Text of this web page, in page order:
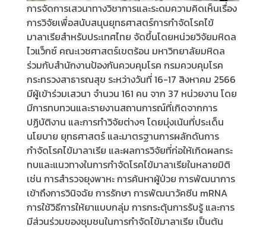
การจัดการเสวนาทางวิชาการและระดมความคิดเห็นเรื่อง
การวิจัยเพื่อสนับสนุนยุทธศาสตร์การกำจัดโรคไข้
มาลาเรียสำหรับประเทศไทย จัดขึ้นโดยหน่วยวิจัยมหิดล
ไวแว็กซ์ คณะเวชศาสตร์เขตร้อน มหาวิทยาลัยมหิดล
ร่วมกับสำนักงานป้องกันควบคุมโรค กรมควบคุมโรค
กระทรวงสาธารณสุข ระหว่างวันที่ 16-17 สิงหาคม 2566
มีผู้เข้าร่วมเสวนา จำนวน 161 คน จาก 37 หน่วยงาน โดย
มีการทบทวนและรายงานสถานการณ์ที่เกิดจากการ
ปฏิบัติงาน และการทำวิจัยต่างๆ โดยมุ่งเน้นที่ประเด็น
นโยบาย ยุทธศาสตร์ และมาตรฐานการผลักดันการ
กำจัดโรคไข้มาลาเรีย และผลการวิจัยที่ก่อให้เกิดผลกระ
ทบและแนวทางในการกำจัดโรคไข้มาลาเรียในหลายมิติ
เช่น การสำรวจยุงพาหะ การค้นหาผู้ป่วย การพัฒนาการ
เข้าถึงการวินิจฉัย การรักษา การพัฒนาวัคซีน mRNA
การใช้วิธีการให้ยาแบบกลุ่ม การกระตุ้นการรับรู้ และการ
มีส่วนร่วมของชุมชนในการกำจัดไข้มาลาเรีย เป็นต้น